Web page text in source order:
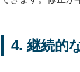
4. 継続的